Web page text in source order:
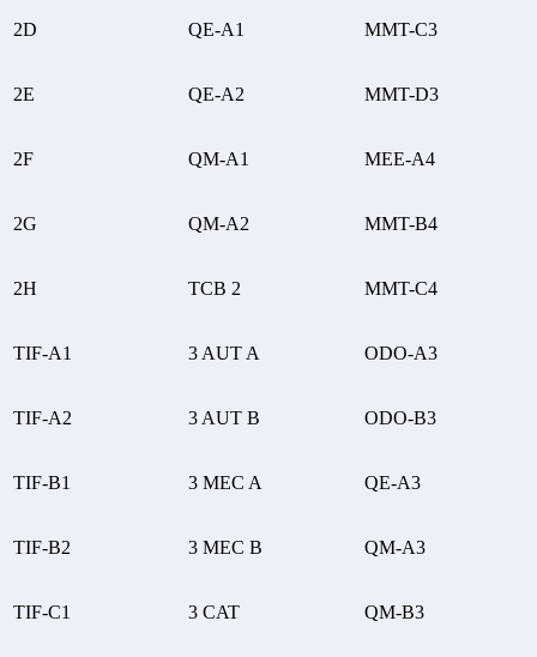
2D QE-A1 MMT-C3
2E QE-A2 MMT-D3
2F QM-A1 MEE-A4
2G QM-A2 MMT-B4
2H TCB 2 MMT-C4
TIF-A1 3 AUT A ODO-A3
TIF-A2 3 AUT B ODO-B3
TIF-B1 3 MEC A QE-A3
TIF-B2 3 MEC B QM-A3
TIF-C1 3 CAT QM-B3